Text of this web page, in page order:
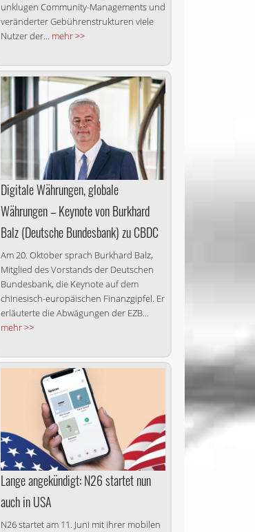
unklugen Community-Managements und
veränderter Gebührenstrukturen viele
Nutzer der... mehr >>
Digitale Währungen, globale
Währungen – Keynote von Burkhard
Balz (Deutsche Bundesbank) zu CBDC
Am 20. Oktober sprach Burkhard Balz,
Mitglied des Vorstands der Deutschen
Bundesbank, die Keynote auf dem
chinesisch-europäischen Finanzgipfel. Er
erläuterte die Abwägungen der EZB...
mehr >>
Lange angekündigt: N26 startet nun
auch in USA
N26 startet am 11. Juni mit ihrer mobilen